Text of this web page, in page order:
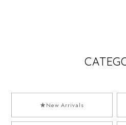
★New Arrivals